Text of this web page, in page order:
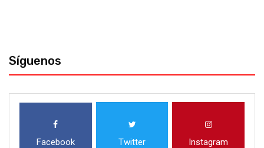
Síguenos
Facebook Twitter Instagram